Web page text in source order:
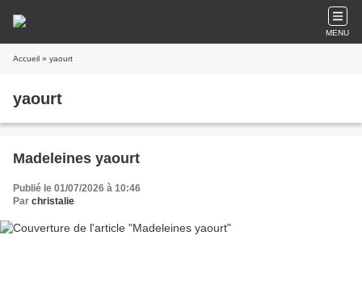
MENU
Accueil » yaourt
yaourt
Madeleines yaourt
Publié le 01/07/2026 à 10:46
Par christalie